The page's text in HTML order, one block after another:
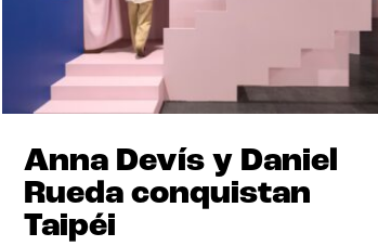
Anna Devís y Daniel
Rueda conquistan
Taipéi